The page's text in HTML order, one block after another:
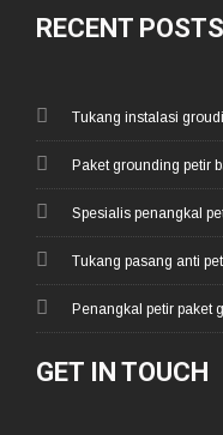
RECENT POSTS
Tukang instalasi
Paket grounding petir
Spesialis penangkal
Tukang pasang anti
Penangkal petir paket
GET IN TOUCH